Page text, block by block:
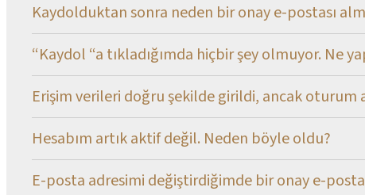
Kaydolduktan sonra neden bir onay e-postası
“Kaydol “a tıkladığımda hiçbir şey olmuyor. Ne
Erişim verileri doğru şekilde girildi, ancak oturum
Hesabım artık aktif değil. Neden böyle oldu?
E-posta adresimi değiştirdiğimde bir onay e-